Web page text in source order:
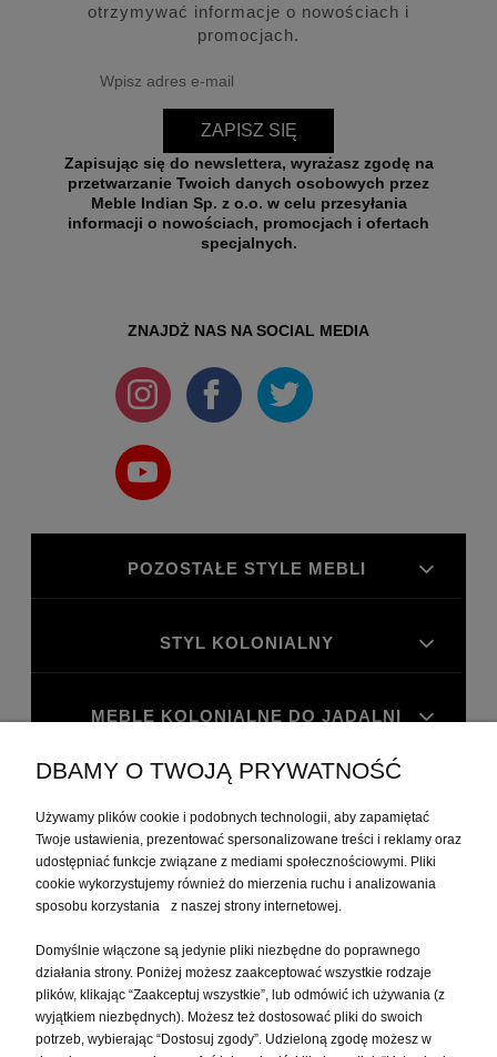
otrzymywać informacje o nowościach i
promocjach.
ZAPISZ SIĘ
Zapisując się do newslettera, wyrażasz zgodę na
przetwarzanie Twoich danych osobowych przez
Meble Indian Sp. z o.o. w celu przesyłania
informacji o nowościach, promocjach i ofertach
specjalnych.
ZNAJDŻ NAS NA SOCIAL MEDIA
POZOSTAŁE STYLE MEBLI
STYL KOLONIALNY
MEBLE KOLONIALNE DO JADALNI
MEBLE KOLONIALNE DO GABINETU
MOJE KONTO
INFORMACJE
DBAMY O TWOJĄ PRYWATNOŚĆ
Używamy plików cookie i podobnych technologii, aby zapamiętać
Twoje ustawienia, prezentować spersonalizowane treści i reklamy oraz
udostępniać funkcje związane z mediami społecznościowymi. Pliki
cookie wykorzystujemy również do mierzenia ruchu i analizowania
sposobu korzystania z naszej strony internetowej.
Domyślnie włączone są jedynie pliki niezbędne do poprawnego
działania strony. Poniżej możesz zaakceptować wszystkie rodzaje
plików, klikając “Zaakceptuj wszystkie”, lub odmówić ich używania (z
wyjątkiem niezbędnych). Możesz też dostosować pliki do swoich
potrzeb, wybierając “Dostosuj zgody”. Udzieloną zgodę możesz w